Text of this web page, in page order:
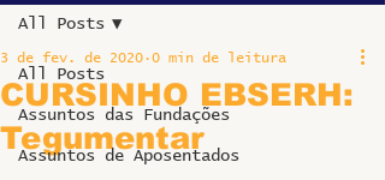
All Posts
Assuntos das Fundações
Assuntos de Aposentados
All Posts
CURSINHO EBSERH:
Tegumentar
3 de fev. de 2020 0 min de leitura